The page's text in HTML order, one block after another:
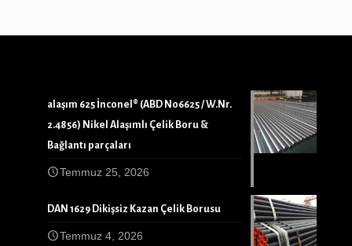
alaşım 625 İnconel® (ABD N06625 / W.Nr.
2.4856) Nikel Alaşımlı Çelik Boru &
Bağlantı parçaları
Temmuz 25, 2026
DAN 1629 Dikişsiz Kazan Çelik Borusu
Temmuz 4, 2026